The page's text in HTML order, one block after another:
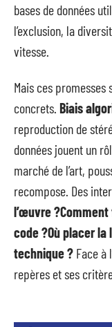
bases de données
l’exclusion, la
vitesse.
Mais ces promesses
concrets. Biais
reproduction de
données jouent un
marché de l’art,
recompose. Des
l’œuvre ?
code ?Où placer
technique ? Face à
repères et ses